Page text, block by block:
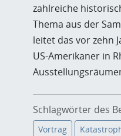
zahlreiche
Thema aus der
leitet das vor zehn
US-Amerikaner in
Schlagwörter des
Vortrag